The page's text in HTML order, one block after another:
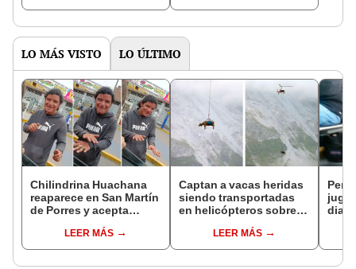
gastronomía"
vistas
LO MÁS VISTO LO ÚLTIMO
Chilindrina Huachana
reaparece en San Martín
de Porres y acepta
se dedica ahora?
LEER MÁS
Captan a vacas heridas
siendo transportadas
en helicópteros sobre
LEER MÁS
jugar